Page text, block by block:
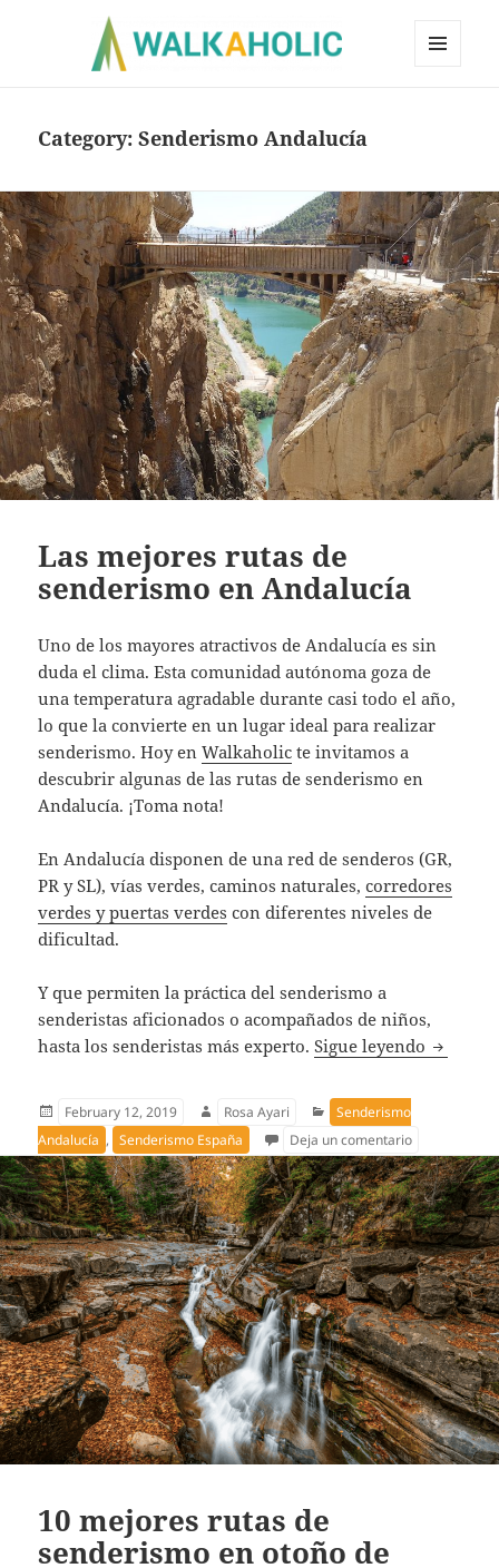
Category:Senderismo Andalucía
Las mejores rutas de
senderismo en Andalucía
Uno de los mayores atractivos de Andalucía es sin
duda el clima. Esta comunidad autónoma goza de
una temperatura agradable durante casi todo el año,
lo que la convierte en un lugar ideal para realizar
senderismo. Hoy enWalkaholic te invitamos a
descubrir algunas de las rutas de senderismo en
Andalucía. ¡Toma nota!
En Andalucía disponen de una red de senderos (GR,
PR y SL), vías verdes, caminos naturales,corredores
verdes y puertas verdes con diferentes niveles de
dificultad.
Y que permiten la práctica del senderismo a
senderistas aficionados o acompañados de niños,
hasta los senderistas más experto. Sigue leyendo Las
Publicado
el
February 12, 2019 Autor
Rosa Ayari Categorías
Senderismo
Andalucía , Senderismo España Deja un comentarioen Las
10 mejores rutas de
senderismo en otoño de